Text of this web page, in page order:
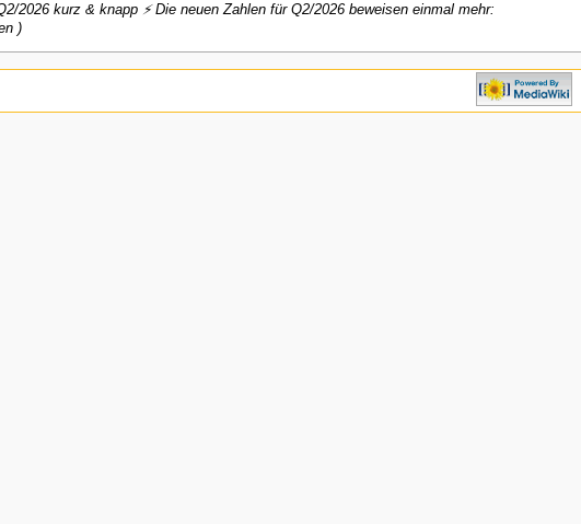
2026 kurz & knapp ⚡ Die neuen Zahlen für Q2/2026 beweisen einmal mehr:
)